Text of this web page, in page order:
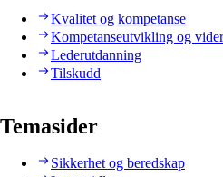
Kvalitet og kompetanse
Kompetanseutvikling og
Lederutdanning
Tilskudd
Temasider
Sikkerhet og beredskap